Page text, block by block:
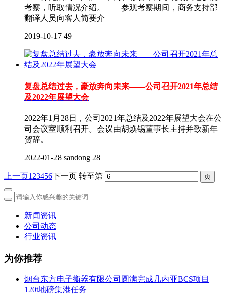
考察，听取情况介绍。 参观考察期间，商务支持部
翻译人员向客人简要介
2019-10-17 49
复盘总结过去，豪放奔向未来——公司召开2021年总结
及2022年展望大会
2022年1月28日，公司2021年总结及2022年展望大会在公
司会议室顺利召开。会议由胡焕锡董事长主持并致新年
贺辞。
2022-01-28 sandong 28
上一页1 23456下一页 转至第
新闻资讯
公司动态
行业资讯
为你推荐
烟台东方电子衡器有限公司圆满完成几内亚BCS项目
120t地磅集港任务